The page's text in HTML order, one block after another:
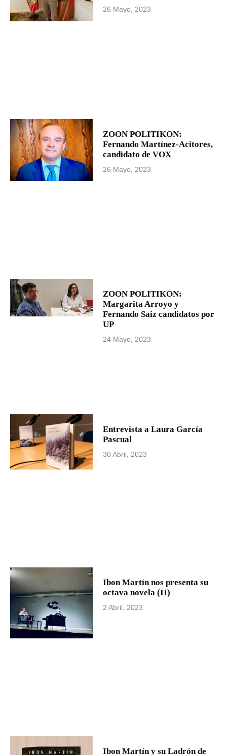
26 Mayo, 2023
ZOON POLITIKON:
Fernando Martínez-Acitores,
candidato de VOX
26 Mayo, 2023
ZOON POLITIKON:
Margarita Arroyo y
Fernando Saiz candidatos por
UP
24 Mayo, 2023
Entrevista a Laura García
Pascual
30 Abril, 2023
Ibon Martín nos presenta su
octava novela (II)
2 Abril, 2023
Ibon Martín y su Ladrón de